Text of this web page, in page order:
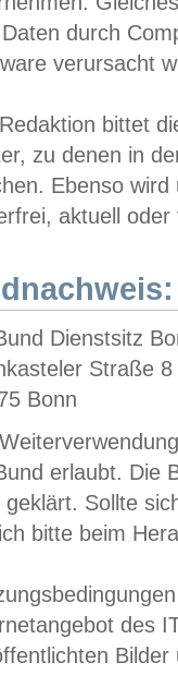
durch
verursacht
bittet
zu denen in
Ebenso
aktuell oder
Dienstsitz
Straße 8
Bonn
erlaubt. Die
geklärt. Sollte
bitte beim
des